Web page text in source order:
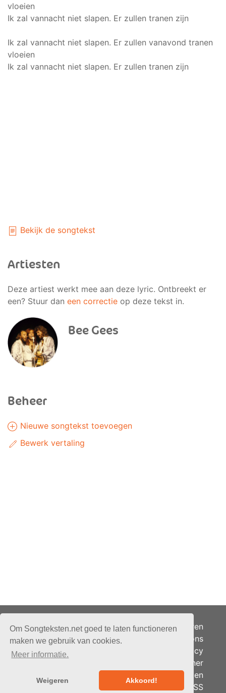
Om Songteksten.net goed te laten functioneren
maken we gebruik van cookies.
Meer informatie.
Weigeren Akkoord!
vloeien
Ik zal vannacht niet slapen. Er zullen tranen zijn
Ik zal vannacht niet slapen. Er zullen vanavond tranen
vloeien
Ik zal vannacht niet slapen. Er zullen tranen zijn
Bekijk de songtekst
Artiesten
Deze artiest werkt mee aan deze lyric. Ontbreekt er
een? Stuur dan een correctie op deze tekst in.
Bee Gees
Beheer
Nieuwe songtekst toevoegen
Bewerk vertaling
Alle rechten voorbehouden.
bandhosting.nl
Adverteren
Over ons
Je privacy
Partner
Berichten
RSS